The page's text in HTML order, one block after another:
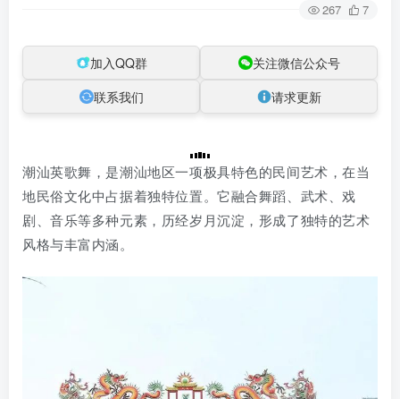
267 7
加入QQ群
关注微信公众号
联系我们
请求更新
潮汕英歌舞，是潮汕地区一项极具特色的民间艺术，在当
地民俗文化中占据着独特位置。它融合舞蹈、武术、戏
剧、音乐等多种元素，历经岁月沉淀，形成了独特的艺术
风格与丰富内涵。